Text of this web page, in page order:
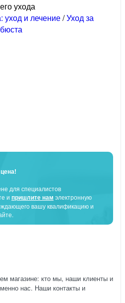
ухода
уход и лечение/Уход за
для специалистов
и пришлите нам электронную
вашу квалификацию и
магазине: кто мы, наши клиенты и
нас. Наши контакты и